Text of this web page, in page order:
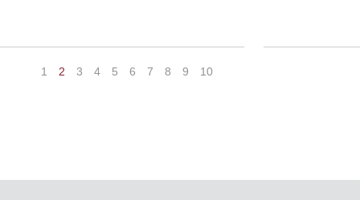
1 2 3 4 5 6 7 8 9 10